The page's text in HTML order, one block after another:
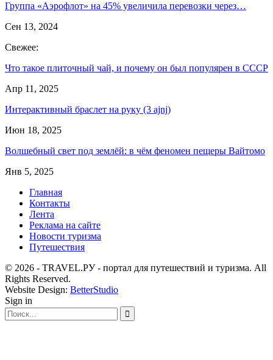
Группа «Аэрофлот» на 45% увеличила перевозки через…
Сен 13, 2024
Свежее:
Что такое плиточный чай, и почему он был популярен в СССР
Апр 11, 2025
Интерактивный браслет на руку (3 ajnj)
Июн 18, 2025
Волшебный свет под землёй: в чём феномен пещеры Вайтомо
Янв 5, 2025
Главная
Контакты
Лента
Реклама на сайте
Новости туризма
Путешествия
© 2026 - TRAVEL.РУ - портал для путешествий и туризма. All
Rights Reserved.
Website Design: BetterStudio
Sign in